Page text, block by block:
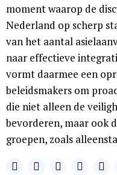
moment waarop de
Nederland op scherp
van het aantal
naar effectieve
vormt daarmee een
beleidsmakers om
die niet alleen de
bevorderen, maar ook
groepen, zoals